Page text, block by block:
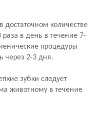
достаточном количестве
в день в течение 7-
процедуры
через 2-3 дня.
зубки следует
животному в течение